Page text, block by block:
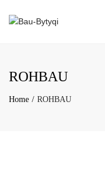
ROHBAU
Home ROHBAU